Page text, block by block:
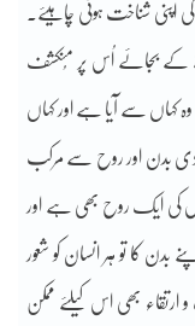
شناخت ہونی چاہیئے۔
کے بجائے اُس پر مُنکشف
کہاں سے آیا ہے اور کہاں
مادی بدن اور روح سے مرکب
کی ایک روح بھی ہے اور
کا تو ہر انسان کو شعور
ارتقاء بھی اس کیلئے ممکن